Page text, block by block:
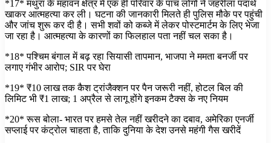
*17* मथुरा के महावन क्षेत्र में एक ही परिवार के पांच लोगों ने जहरीला पदार्थ
खाकर आत्महत्या कर ली। घटना की जानकारी मिलते ही पुलिस मौके पर पहुंची
और जांच शुरू कर दी है। सभी शवों को कब्जे में लेकर पोस्टमार्टम के लिए भेजा
जा रहा है। आत्महत्या के कारणों का फिलहाल पता नहीं चल सका है।
*18* पश्चिम बंगाल में बढ़ रहा सियासी तापमान, भाजपा ने ममता बनर्जी पर
लगाए गंभीर आरोप; SIR पर घेरा
*19* ₹10 लाख तक कैश ट्रांजैक्शन पर पैन जरूरी नहीं, होटल बिल की
लिमिट भी ₹1 लाख; 1 अप्रैल से लागू होंगे इनकम टैक्स के नए नियम
*20* रूस बोला- भारत पर हमसे तेल नहीं खरीदने का दबाव, अमेरिका एनर्जी
सप्लाई पर कंट्रोल चाहता है, ताकि दुनिया के देश उनसे महंगी गैस खरीदें